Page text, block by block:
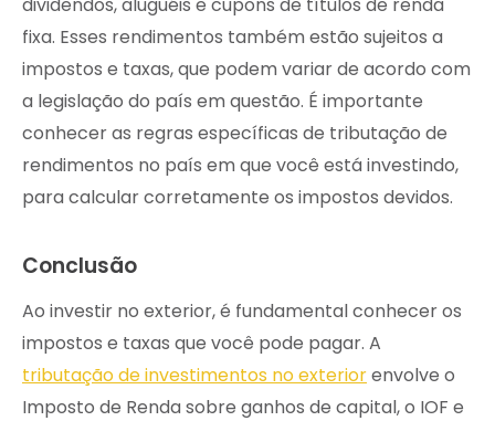
fixa. Esses rendimentos também estão sujeitos a
impostos e taxas, que podem variar de acordo com
a legislação do país em questão. É importante
conhecer as regras específicas de tributação de
rendimentos no país em que você está investindo,
para calcular corretamente os impostos devidos.
Conclusão
Ao investir no exterior, é fundamental conhecer os
impostos e taxas que você pode pagar. A
tributação de investimentos no exteriorenvolve o
Imposto de Renda sobre ganhos de capital, o IOF e